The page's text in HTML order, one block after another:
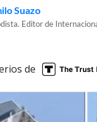
Suazo
Editor de
de